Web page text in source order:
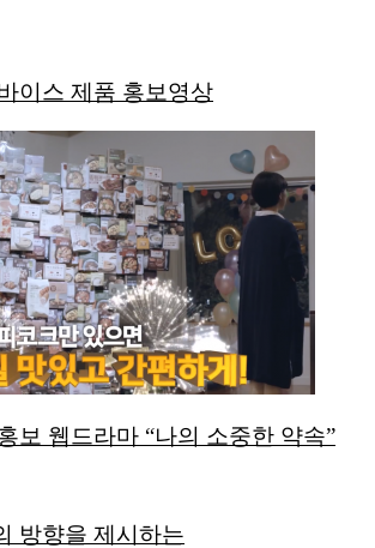
이스 제품 홍보영상
보 웹드라마 “나의 소중한 약속”
방향을 제시하는